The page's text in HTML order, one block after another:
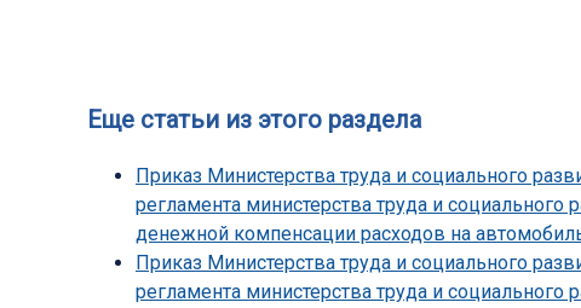
Еще статьи из этого раздела
Приказ Министерства труда и социального
регламента министерства труда и
денежной компенсации расходов на
Приказ Министерства труда и социального
регламента министерства труда и